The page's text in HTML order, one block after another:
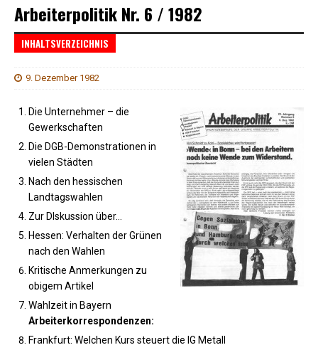
Arbeiterpolitik Nr. 6 / 1982
INHALTSVERZEICHNIS
9. Dezember 1982
Die Unternehmer – die
Gewerkschaften
Die DGB-Demonstrationen in
vielen Städten
Nach den hessischen
Landtagswahlen
Zur Dlskussion über…
Hessen: Verhalten der Grünen
nach den Wahlen
Kritische Anmerkungen zu
obigem Artikel
Wahlzeit in Bayern
Arbeiterkorrespondenzen:
Frankfurt: Welchen Kurs steuert die IG Metall